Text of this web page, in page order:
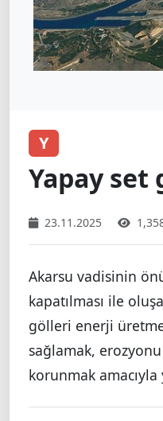
Y
Yapay set
23.11.2025
Akarsu vadisinin
kapatılması ile
gölleri enerji
sağlamak,
korunmak amacıyla